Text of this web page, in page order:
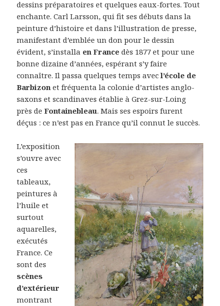
dessins préparatoires et quelques eaux-fortes. Tout
enchante. Carl Larsson, qui fit ses débuts dans la
peinture d’histoire et dans l’illustration de presse,
manifestant d’emblée un don pour le dessin
évident, s’installa en France dès 1877 et pour une
bonne dizaine d’années, espérant s’y faire
connaître. Il passa quelques temps avecl’école de
Barbizon et fréquenta la colonie d’artistes anglo-
saxons et scandinaves établie à Grez-sur-Loing
près deFontainebleau. Mais ses espoirs furent
déçus : ce n’est pas en France qu’il connut le succès.
L’exposition
s’ouvre avec
ces
tableaux,
peintures à
l’huile et
surtout
aquarelles,
exécutés
France. Ce
sont des
scènes
d’extérieur
montrant